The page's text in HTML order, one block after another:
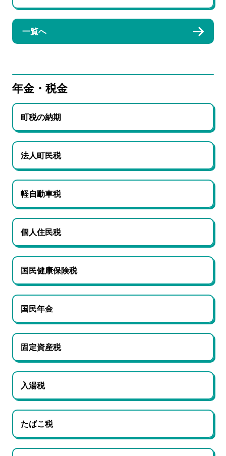
一覧へ
年金・税金
町税の納期
法人町民税
軽自動車税
個人住民税
国民健康保険税
国民年金
固定資産税
入湯税
たばこ税